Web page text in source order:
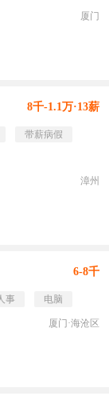
厦门
8千-1.1万·13薪
带薪病假
漳州
6-8千
事 电脑
厦门·海沧区